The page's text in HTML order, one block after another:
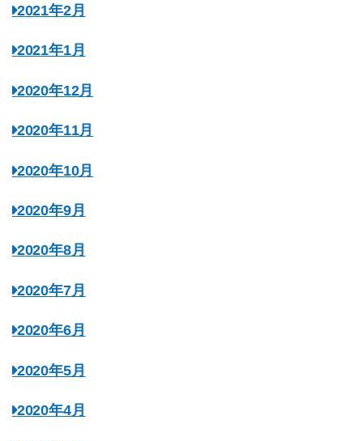
2021年2月
2021年1月
2020年12月
2020年11月
2020年10月
2020年9月
2020年8月
2020年7月
2020年6月
2020年5月
2020年4月